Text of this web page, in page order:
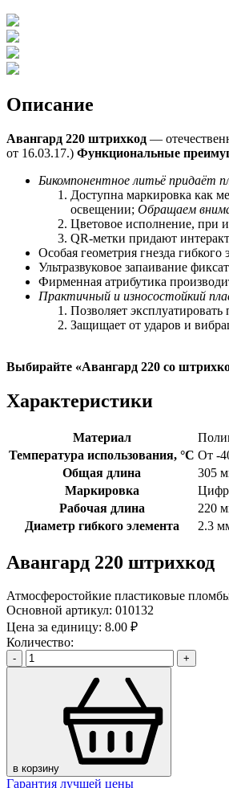
Описание
Авангард 220 штрихкод —
от 16.03.17.) Функциональные
Бикомпонентное литьё придаёт
Доступна маркировка как
освещении; Обращаем
Цветовое исполнение, при
QR-метки придают
Особая геометрия гнезда
Ультразвуковое запаивание
Фирменная атрибутика
Практичный и износостойкий
Позволяет э
Защищает от ударов и
Выбирайте «Авангард 220 со
Характеристики
Материал
Температура использования, °C От -
Общая длина
305
Маркировка
Рабочая длина
220
Диаметр гибкого элемента
2.3
Авангард 220 штрихкод
Атмосферостойкие пластиковые
Основной артикул: 010132
Цена за единицу: 8.00 ₽
Количество:
- +
в корзину
Гарантия лучшей цены